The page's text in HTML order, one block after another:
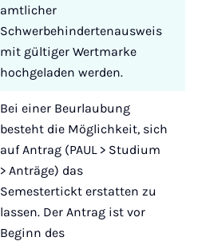
amtlicher
Schwerbehindertenausweis
mit gültiger Wertmarke
hochgeladen werden.
Bei einer Beurlaubung
besteht die Möglichkeit, sich
auf Antrag (PAUL > Studium
> Anträge) das
Semestertickt erstatten zu
lassen. Der Antrag ist vor
Beginn des